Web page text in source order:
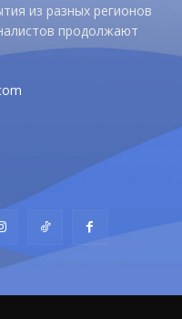
из разных регионов
продолжают